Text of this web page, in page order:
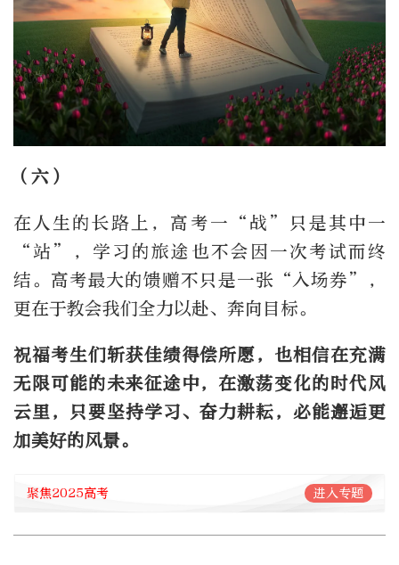
（六）
在人生的长路上，高考一“战”只是其中一
“站”，学习的旅途也不会因一次考试而终
结。高考最大的馈赠不只是一张“入场券”，
更在于教会我们全力以赴、奔向目标。
祝福考生们斩获佳绩得偿所愿，也相信在充满
无限可能的未来征途中，在激荡变化的时代风
云里，只要坚持学习、奋力耕耘，必能邂逅更
加美好的风景。
聚焦2025高考 进入专题